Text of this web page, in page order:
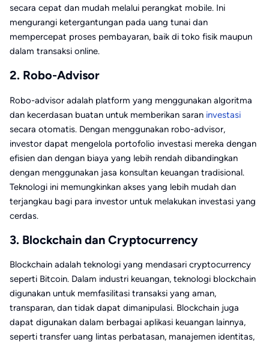
secara cepat dan mudah melalui perangkat mobile. Ini
mengurangi ketergantungan pada uang tunai dan
mempercepat proses pembayaran, baik di toko fisik maupun
dalam transaksi online.
2. Robo-Advisor
Robo-advisor adalah platform yang menggunakan algoritma
dan kecerdasan buatan untuk memberikan saran investasi
secara otomatis. Dengan menggunakan robo-advisor,
investor dapat mengelola portofolio investasi mereka dengan
efisien dan dengan biaya yang lebih rendah dibandingkan
dengan menggunakan jasa konsultan keuangan tradisional.
Teknologi ini memungkinkan akses yang lebih mudah dan
terjangkau bagi para investor untuk melakukan investasi yang
cerdas.
3. Blockchain dan Cryptocurrency
Blockchain adalah teknologi yang mendasari cryptocurrency
seperti Bitcoin. Dalam industri keuangan, teknologi blockchain
digunakan untuk memfasilitasi transaksi yang aman,
transparan, dan tidak dapat dimanipulasi. Blockchain juga
dapat digunakan dalam berbagai aplikasi keuangan lainnya,
seperti transfer uang lintas perbatasan, manajemen identitas,